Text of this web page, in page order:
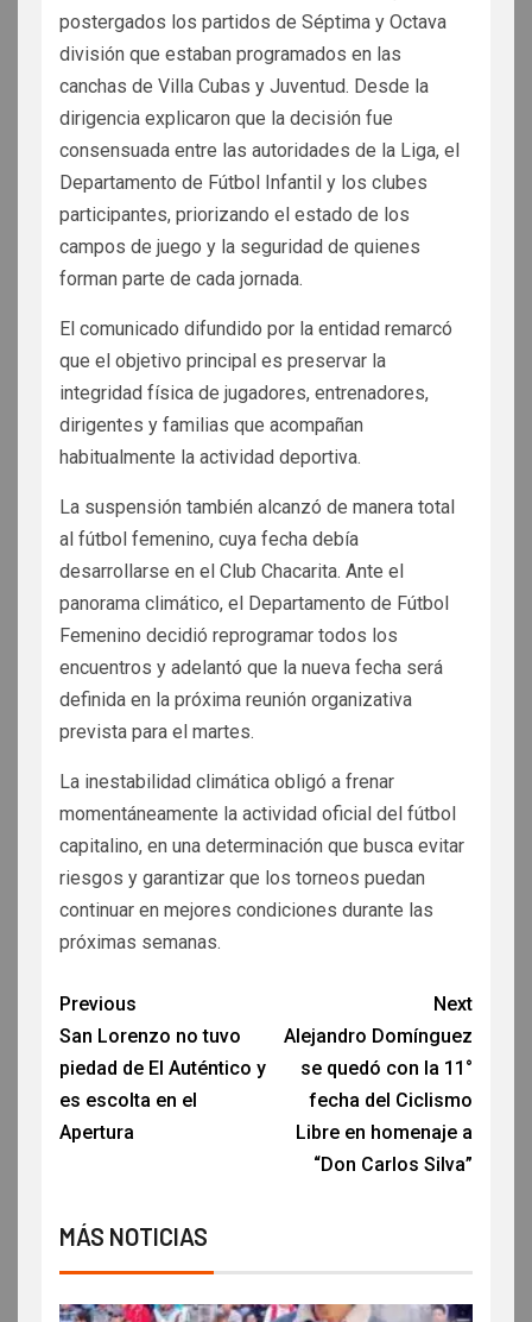
postergados los partidos de Séptima y Octava
división que estaban programados en las
canchas de Villa Cubas y Juventud. Desde la
dirigencia explicaron que la decisión fue
consensuada entre las autoridades de la Liga, el
Departamento de Fútbol Infantil y los clubes
participantes, priorizando el estado de los
campos de juego y la seguridad de quienes
forman parte de cada jornada.
El comunicado difundido por la entidad remarcó
que el objetivo principal es preservar la
integridad física de jugadores, entrenadores,
dirigentes y familias que acompañan
habitualmente la actividad deportiva.
La suspensión también alcanzó de manera total
al fútbol femenino, cuya fecha debía
desarrollarse en el Club Chacarita. Ante el
panorama climático, el Departamento de Fútbol
Femenino decidió reprogramar todos los
encuentros y adelantó que la nueva fecha será
definida en la próxima reunión organizativa
prevista para el martes.
La inestabilidad climática obligó a frenar
momentáneamente la actividad oficial del fútbol
capitalino, en una determinación que busca evitar
riesgos y garantizar que los torneos puedan
continuar en mejores condiciones durante las
próximas semanas.
Previous
San Lorenzo no tuvo
piedad de El Auténtico y
es escolta en el
Apertura
Next
Alejandro Domínguez
se quedó con la 11°
fecha del Ciclismo
Libre en homenaje a
“Don Carlos Silva”
MÁS NOTICIAS